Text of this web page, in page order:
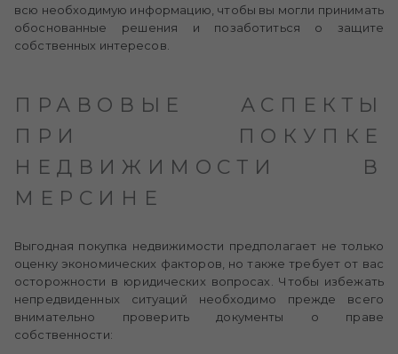
всю необходимую информацию, чтобы вы могли принимать
обоснованные решения и позаботиться о защите
собственных интересов.
ПРАВОВЫЕ АСПЕКТЫ
ПРИ ПОКУПКЕ
НЕДВИЖИМОСТИ В
МЕРСИНЕ
Выгодная покупка недвижимости предполагает не только
оценку экономических факторов, но также требует от вас
осторожности в юридических вопросах. Чтобы избежать
непредвиденных ситуаций необходимо прежде всего
внимательно проверить документы о праве
собственности: